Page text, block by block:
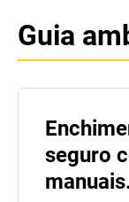
Guia
seguro